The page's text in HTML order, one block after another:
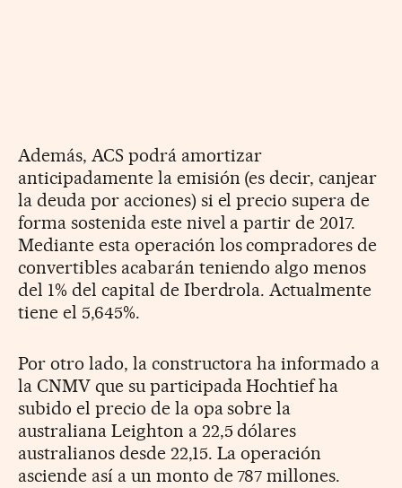
Además, ACS podrá amortizar
anticipadamente la emisión (es decir, canjear
la deuda por acciones) si el precio supera de
forma sostenida este nivel a partir de 2017.
Mediante esta operación los compradores de
convertibles acabarán teniendo algo menos
del 1% del capital de Iberdrola. Actualmente
tiene el 5,645%.
Por otro lado, la constructora ha informado a
la CNMV que su participada Hochtief ha
subido el precio de la opa sobre la
australiana Leighton a 22,5 dólares
australianos desde 22,15. La operación
asciende así a un monto de 787 millones.